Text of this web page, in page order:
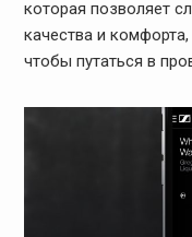
которая позволяет
качества и
чтобы путаться в